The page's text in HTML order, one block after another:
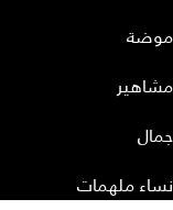
موضة
مشاهير
جمال
نساء ملهمات